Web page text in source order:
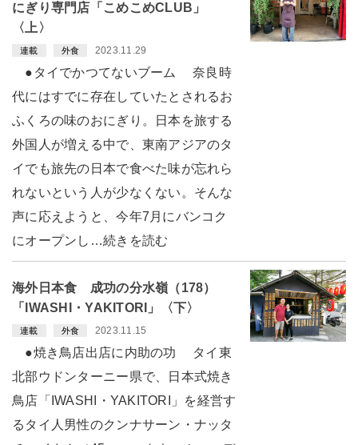
にぎり専門店「こめこめCLUB」
〈上〉
連載 外食 2023.11.29
●タイでかつてないブーム 奈良時
代にはすでに存在していたとされるお
ふくろの味のおにぎり。日本を旅する
外国人が増える中で、東南アジアのタ
イでも旅先の日本で食べた味が忘れら
れないという人が少なくない。そんな
声に応えようと、今年7月にバンコク
にオープンし…続きを読む
海外日本食 成功の分水嶺（178）
「IWASHI・YAKITORI」〈下〉
連載 外食 2023.11.15
●焼き鳥店出店に内助の功 タイ東
北部ウドンターニー県で、日本式焼き
鳥店「IWASHI・YAKITORI」を経営す
るタイ人男性のクンナサーン・ナッタ